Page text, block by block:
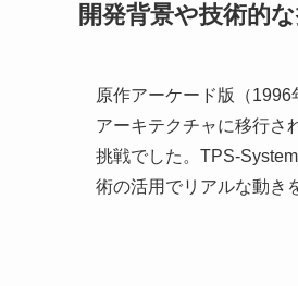
開発背景や技術的
原作アーケード版（
アーキテクチャに移行さ
挑戦でした。TPS-
術の活用でリアルな動き